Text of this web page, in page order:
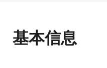
基本信息